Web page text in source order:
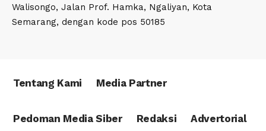
Walisongo, Jalan Prof. Hamka, Ngaliyan, Kota
Semarang, dengan kode pos 50185
Tentang Kami Media Partner
Pedoman Media Siber Redaksi Advertorial